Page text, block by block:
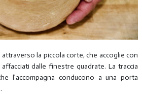
attraverso la piccola corte, che accoglie con
dalle finestre quadrate. La traccia
l’accompagna conducono a una porta